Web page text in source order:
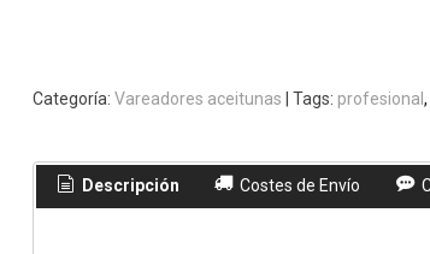
Categoría: Vareadores aceitunas | Tags: profesional
Descripción Costes de Envío